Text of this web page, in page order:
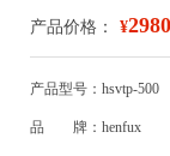
产品价格： ¥
产品型号：hsvtp-500
品 牌：henfux